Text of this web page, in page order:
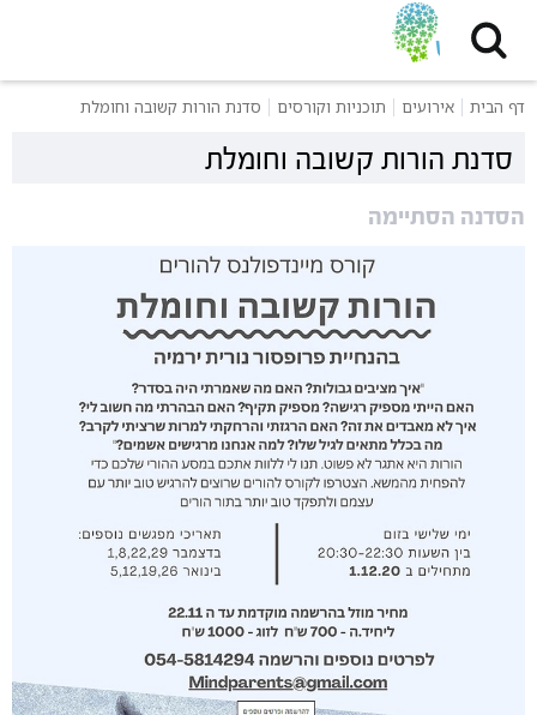
דף הבית אירועים תוכניות וקורסים סדנת הורות קשובה וחומלת
סדנת הורות קשובה וחומלת
הסדנה הסתיימה